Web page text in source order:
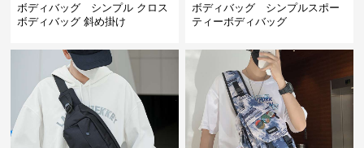
ボディバッグ シンプル クロス
ボディバッグ 斜め掛け
ボディバッグ シンプルスポー
ティーボディバッグ